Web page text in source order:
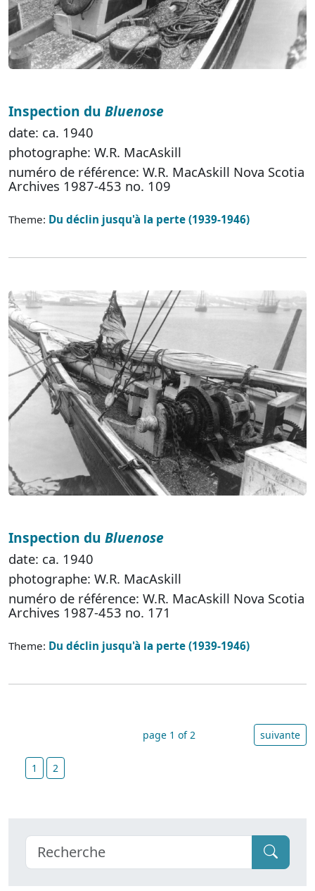
Inspection du Bluenose
date: ca. 1940
photographe: W.R. MacAskill
numéro de référence: W.R. MacAskill Nova Scotia
Archives 1987-453 no. 109
Theme: Du déclin jusqu'à la perte (1939-1946)
Inspection du Bluenose
date: ca. 1940
photographe: W.R. MacAskill
numéro de référence: W.R. MacAskill Nova Scotia
Archives 1987-453 no. 171
Theme: Du déclin jusqu'à la perte (1939-1946)
page 1 of 2 suivante
1 2